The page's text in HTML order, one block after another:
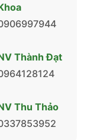
Thành Đạt
Thu Thảo